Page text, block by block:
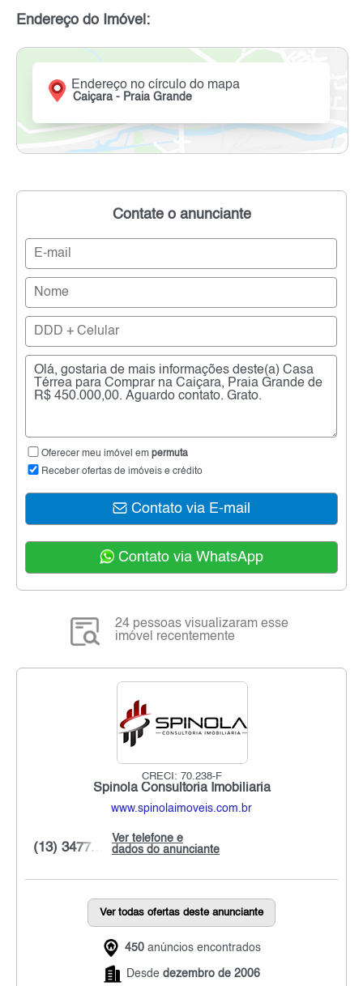
Endereço do Imóvel:
Endereço no círculo do mapa
Caiçara - Praia Grande
Contate o anunciante
Oferecer meu imóvel em permuta
Receber ofertas de imóveis e crédito
Contato via E-mail
Contato via WhatsApp
24 pessoas visualizaram esse
imóvel recentemente
CRECI: 70.238-F
Spinola Consultoria Imobiliaria
www.spinolaimoveis.com.br
Ver telefone e
dados do anunciante
(13) 3477...
Ver todas ofertas deste anunciante
450 anúncios encontrados
Desde dezembro de 2006